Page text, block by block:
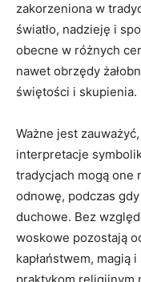
zakorzeniona ⁢w
światło, nadzieję i
obecne w różnych
nawet obrzędy
świętości i skupienia.
Ważne jest
interpretacje⁤
tradycjach mogą one
odnowę, ‌podczas
duchowe. Bez
woskowe pozostają
kapłaństwem, magią